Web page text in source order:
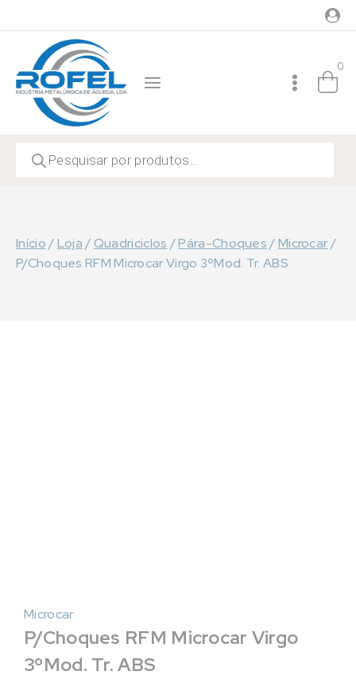
to
content
0
search
Início/Loja /Quadriciclos /Pára-Choques /Microcar/
P/Choques RFM Microcar Virgo 3ºMod. Tr. ABS
Microcar
P/Choques RFM Microcar Virgo
3ºMod. Tr. ABS